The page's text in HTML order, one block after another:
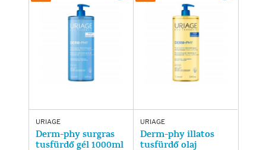
URIAGE
Derm-phy surgras
tusfürdő gél 1000ml
URIAGE
Derm-phy illatos
tusfürdő olaj
Napozás után
AZ ÖSSZES TERMÉK